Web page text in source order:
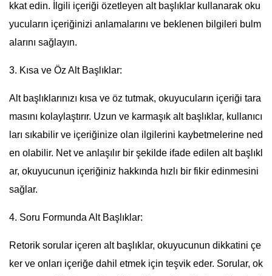
kkat edin. İlgili içeriği özetleyen alt başlıklar kullanarak oku
yucuların içeriğinizi anlamalarını ve beklenen bilgileri bulm
alarını sağlayın.
3. Kısa ve Öz Alt Başlıklar:
Alt başlıklarınızı kısa ve öz tutmak, okuyucuların içeriği tara
masını kolaylaştırır. Uzun ve karmaşık alt başlıklar, kullanıcı
ları sıkabilir ve içeriğinize olan ilgilerini kaybetmelerine ned
en olabilir. Net ve anlaşılır bir şekilde ifade edilen alt başlıkl
ar, okuyucunun içeriğiniz hakkında hızlı bir fikir edinmesini
sağlar.
4. Soru Formunda Alt Başlıklar:
Retorik sorular içeren alt başlıklar, okuyucunun dikkatini çe
ker ve onları içeriğe dahil etmek için teşvik eder. Sorular, ok